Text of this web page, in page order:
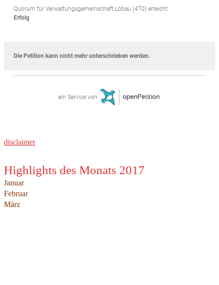
disclaimer
Highlights des Monats 2017
Januar
Februar
März